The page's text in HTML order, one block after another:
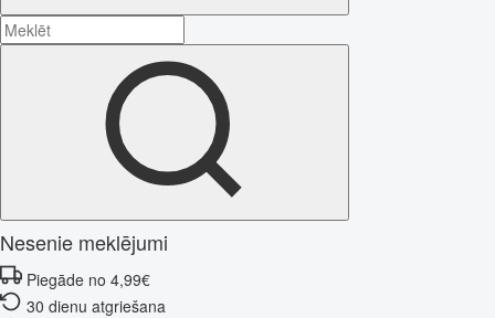
Nesenie meklējumi
Piegāde no 4,99€
30 dienu atgriešana